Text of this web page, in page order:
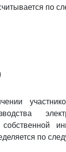
по
по